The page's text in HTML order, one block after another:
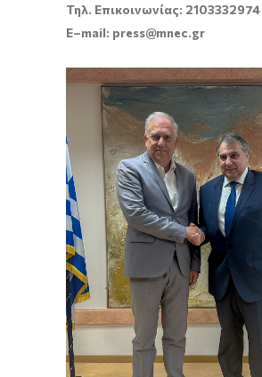
Τηλ. Επικοινωνίας: 2103332974
E–mail: press@mnec.gr